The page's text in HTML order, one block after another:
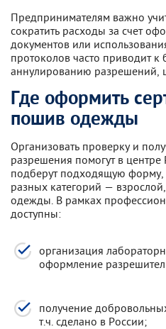
Предпринимателям важно
сократить расходы за счет
документов или
протоколов часто приводит к
аннулированию разрешений,
Где оформить
пошив одежды
Организовать проверку и
разрешения помогут в центре
подберут подходящую
разных категорий —
одежды. В рамках
доступны:
организация
оформление
получение
т.ч. сделано в России;